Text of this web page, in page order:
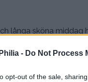
- Do Not Process
opt-out of the sale,
långa sköna middag